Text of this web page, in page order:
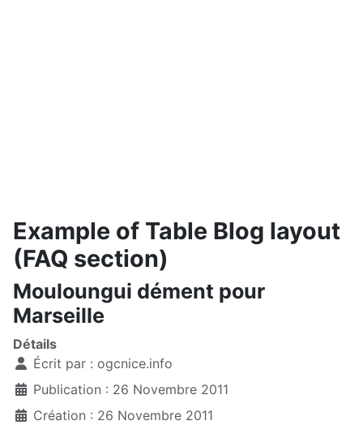
Example of Table Blog layout
(FAQ section)
Mouloungui dément pour
Marseille
Détails
Écrit par : ogcnice.info
Publication : 26 Novembre 2011
Création : 26 Novembre 2011